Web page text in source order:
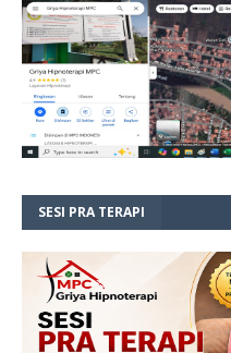
SESI PRA TERAPI